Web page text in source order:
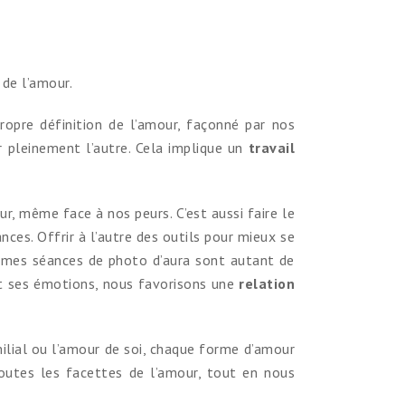
l’amour.
définition de l’amour, façonné par nos
l’autre. Cela implique un travail
même face à nos peurs. C’est aussi faire le
Offrir à l’autre des outils pour mieux se
séances de photo d’aura sont autant de
ses émotions, nous favorisons une relation
ou l’amour de soi, chaque forme d’amour
les facettes de l’amour, tout en nous